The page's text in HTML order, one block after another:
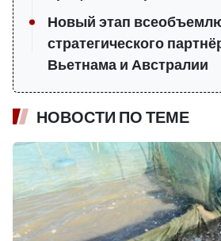
Новый этап
стратегического
Вьетнама и Австралии
НОВОСТИ ПО ТЕМЕ